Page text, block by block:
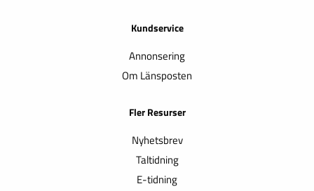
Kundservice
Annonsering
Om Länsposten
Fler Resurser
Nyhetsbrev
Taltidning
E-tidning